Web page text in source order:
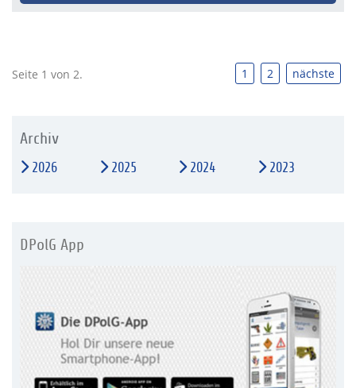
Seite 1 von 2. 1 2 nächste
Archiv
2026 2025 2024 2023
DPolG App